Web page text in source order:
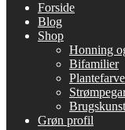
Forside
Blog
Shop
Honning
Bifamilier
Brugskunst
Grøn profil